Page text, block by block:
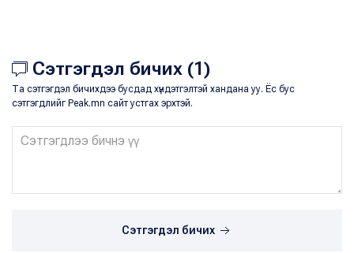
Сэтгэгдэл бичих (1)
Та сэтгэгдэл бичихдээ бусдад хүндэтгэлтэй хандана уу. Ёс бус
сэтгэгдлийг Peak.mn сайт устгах эрхтэй.
Сэтгэгдэл бичих